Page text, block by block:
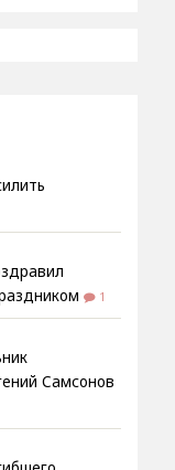
1
Самсонов